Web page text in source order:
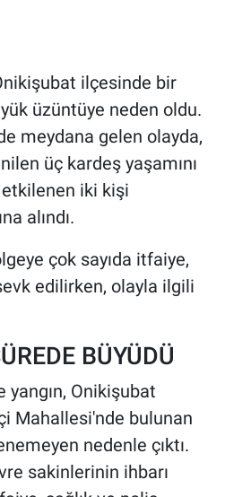
ilçesinde bir
üzüntüye neden oldu.
meydana gelen olayda,
üç kardeş yaşamını
iki kişi
alındı.
çok sayıda itfaiye,
edilirken, olayla ilgili
BÜYÜDÜ
Onikişubat
Mahallesi'nde bulunan
nedenle çıktı.
sakinlerinin ihbarı